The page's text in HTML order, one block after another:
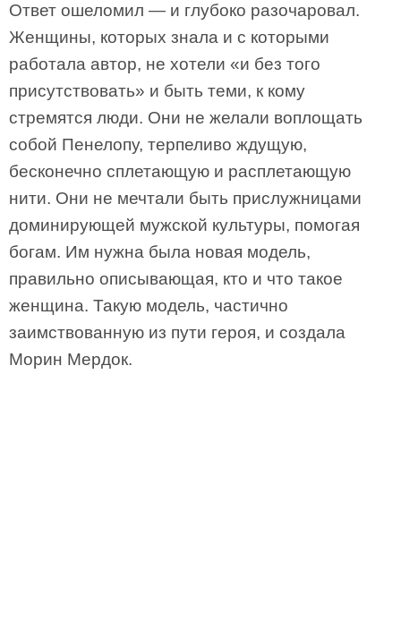
Ответ ошеломил — и глубоко разочаровал.
Женщины, которых знала и с которыми
работала автор, не хотели «и без того
присутствовать» и быть теми, к кому
стремятся люди. Они не желали воплощать
собой Пенелопу, терпеливо ждущую,
бесконечно сплетающую и расплетающую
нити. Они не мечтали быть прислужницами
доминирующей мужской культуры, помогая
богам. Им нужна была новая модель,
правильно описывающая, кто и что такое
женщина. Такую модель, частично
заимствованную из пути героя, и создала
Морин Мердок.